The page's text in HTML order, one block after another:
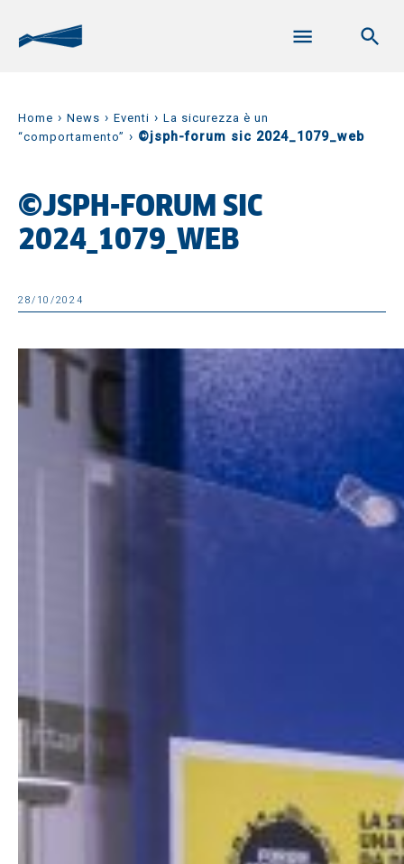
Home › News › Eventi › La sicurezza è un
“comportamento” › ©jsph-forum sic 2024_1079_web
©JSPH-FORUM SIC
2024_1079_WEB
28/10/2024